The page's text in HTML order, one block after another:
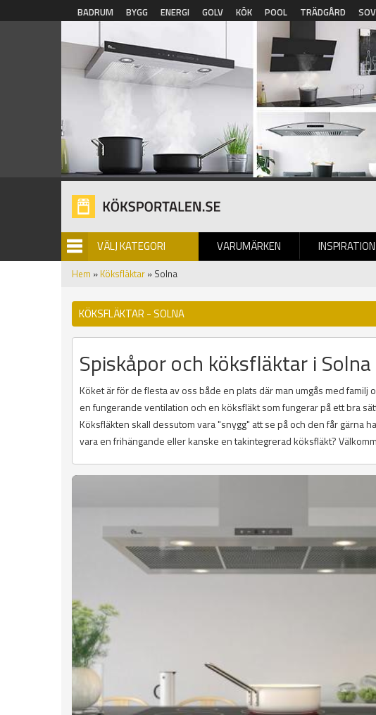
Hoppa till huvudinnehåll
BADRUM BYGG ENERGI GOLV KÖK POOL TRÄDGÅRD
VÄLJ KATEGORI VARUMÄRKEN INSPIRATION
BILDGALLERI
Hem » Köksfläktar » Solna
KÖKSFLÄKTAR - SOLNA
Spiskåpor och köksfläktar i Solna
Köket är för de flesta av oss både en plats där man umgås med
en fungerande ventilation och en köksfläkt som fungerar på ett bra
Köksfläkten skall dessutom vara "snygg" att se på och den får gärna
vara en frihängande eller kanske en takintegrerad köksfläkt?